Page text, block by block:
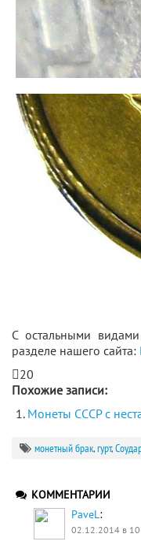
С остальными
разделе нашего сайта:
20
Похожие записи:
Монеты СССР с
монетный брак,гурт,
КОММЕНТАРИИ
PaveL:
02.12.2014 в